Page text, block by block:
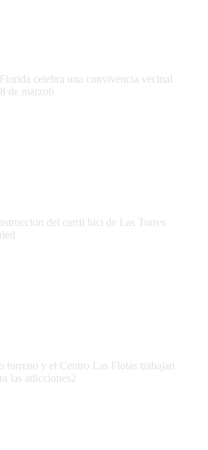
celebra una convivencia vecinal
de marzo6
del carril bici de Las Torres
torreno y el Centro Las Flotas trabajan
las adicciones2